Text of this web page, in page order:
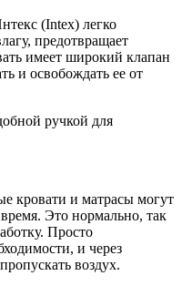
(Intex) легко
предотвращает
имеет широкий клапан
и освобождать ее от
ручкой для
кровати и матрасы могут
Это нормально, так
Просто
и через
воздух.